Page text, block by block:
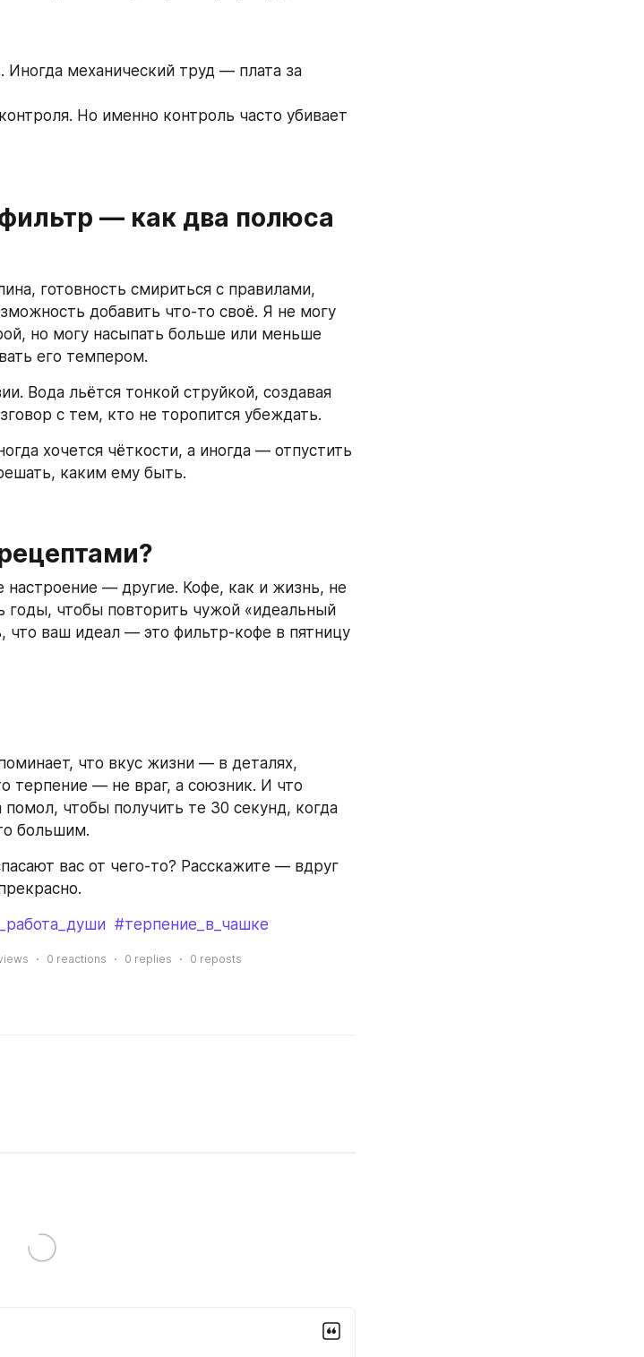
механический труд — плата за
Но именно контроль часто убивает
— как два полюса
готовность смириться с правилами,
добавить что-то своё. Я не могу
но могу насыпать больше или меньше
его темпером.
Вода льётся тонкой струйкой, создавая
с тем, кто не торопится убеждать.
хочется чёткости, а иногда — отпустить
каким ему быть.
— другие. Кофе, как и жизнь, не
годы, чтобы повторить чужой «идеальный
что ваш идеал — это фильтр-кофе в пятницу
что вкус жизни — в деталях,
терпение — не враг, а союзник. И что
помол, чтобы получить те 30 секунд, когда
большим.
вас от чего-то? Расскажите — вдруг
#терпение_в_чашке
0 reactions 0 replies 0 reposts